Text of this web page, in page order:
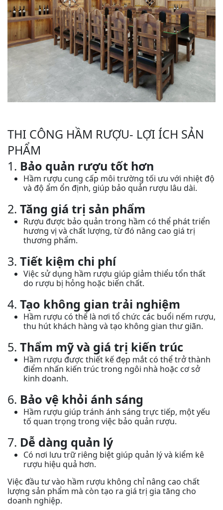
THI CÔNG HẦM RƯỢU- LỢI ÍCH SẢN
PHẨM
1. Bảo quản rượu tốt hơn
Hầm rượu cung cấp môi trường tối ưu với nhiệt độ
và độ ẩm ổn định, giúp bảo quản rượu lâu dài.
2. Tăng giá trị sản phẩm
Rượu được bảo quản trong hầm có thể phát triển
hương vị và chất lượng, từ đó nâng cao giá trị
thương phẩm.
3. Tiết kiệm chi phí
Việc sử dụng hầm rượu giúp giảm thiểu tổn thất
do rượu bị hỏng hoặc biến chất.
4. Tạo không gian trải nghiệm
Hầm rượu có thể là nơi tổ chức các buổi nếm rượu,
thu hút khách hàng và tạo không gian thư giãn.
5. Thẩm mỹ và giá trị kiến trúc
Hầm rượu được thiết kế đẹp mắt có thể trở thành
điểm nhấn kiến trúc trong ngôi nhà hoặc cơ sở
kinh doanh.
6. Bảo vệ khỏi ánh sáng
Hầm rượu giúp tránh ánh sáng trực tiếp, một yếu
tố quan trọng trong việc bảo quản rượu.
7. Dễ dàng quản lý
Có nơi lưu trữ riêng biệt giúp quản lý và kiểm kê
rượu hiệu quả hơn.
Việc đầu tư vào hầm rượu không chỉ nâng cao chất
lượng sản phẩm mà còn tạo ra giá trị gia tăng cho
doanh nghiệp.